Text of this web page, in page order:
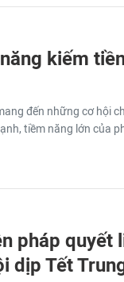
kiếm
đến những cơ hội
tiềm năng lớn của
pháp quyết
dịp Tết